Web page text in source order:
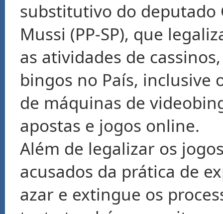
substitutivo do deputado
Mussi (PP-SP), que
as atividades de
bingos no País, inclusive
de máquinas de
apostas e jogos online.
Além de legalizar os
acusados da prática de
azar e extingue os